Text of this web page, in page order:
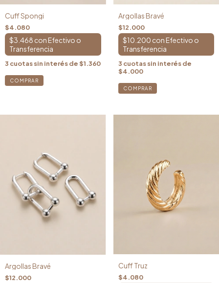
Cuff Spongi
$4.080
$3.468 con
3 cuotas sin interés de$1.360
Argollas Bravé
$12.000
$10.200 con
3 cuotas sin interés de
$4.000
Argollas Bravé
$12.000
Cuff Truz
$4.080